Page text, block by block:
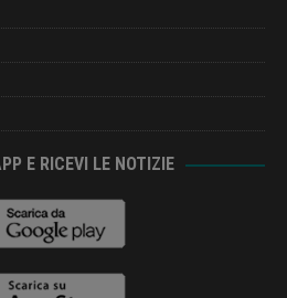
E RICEVI LE NOTIZIE